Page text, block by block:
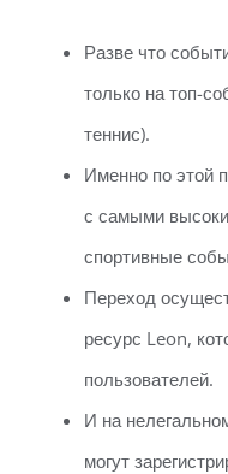
Разве что
только на топ-
теннис).
Именно по этой
с самыми
спортивные
Переход
ресурс Leon,
пользователей.
И на
могут